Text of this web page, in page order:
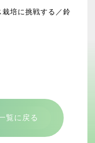
栽培に挑戦する／鈴
覧に戻る